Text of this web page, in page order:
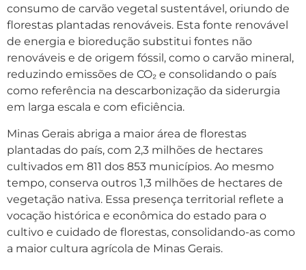
consumo de carvão vegetal sustentável, oriundo de
florestas plantadas renováveis. Esta fonte renovável
de energia e bioredução substitui fontes não
renováveis e de origem fóssil, como o carvão mineral,
reduzindo emissões de CO₂ e consolidando o país
como referência na descarbonização da siderurgia
em larga escala e com eficiência.
Minas Gerais abriga a maior área de florestas
plantadas do país, com 2,3 milhões de hectares
cultivados em 811 dos 853 municípios. Ao mesmo
tempo, conserva outros 1,3 milhões de hectares de
vegetação nativa. Essa presença territorial reflete a
vocação histórica e econômica do estado para o
cultivo e cuidado de florestas, consolidando-as como
a maior cultura agrícola de Minas Gerais.